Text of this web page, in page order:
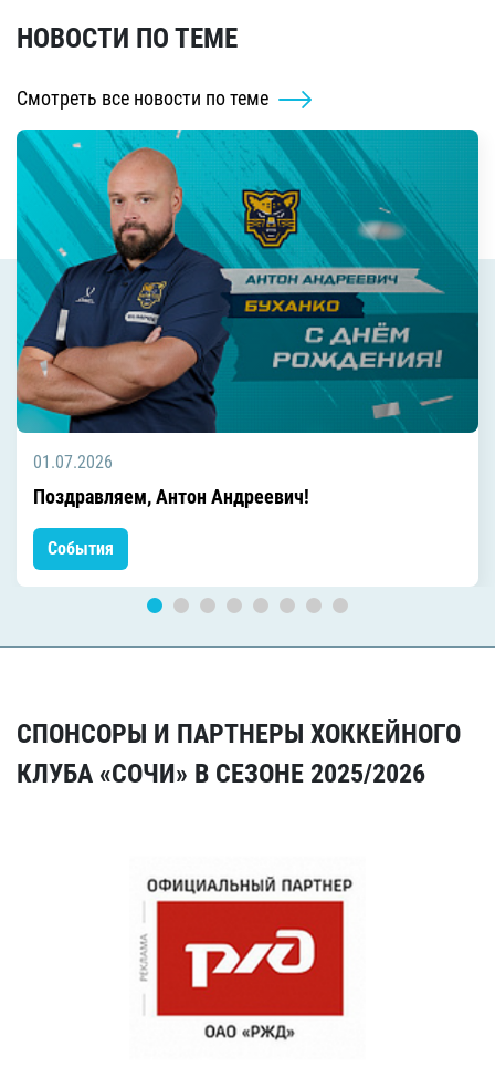
НОВОСТИ ПО ТЕМЕ
Смотреть все новости по теме
01.07.2026
Поздравляем, Антон Андреевич!
События
СПОНСОРЫ И ПАРТНЕРЫ ХОККЕЙНОГО
КЛУБА «СОЧИ» В СЕЗОНЕ 2025/2026